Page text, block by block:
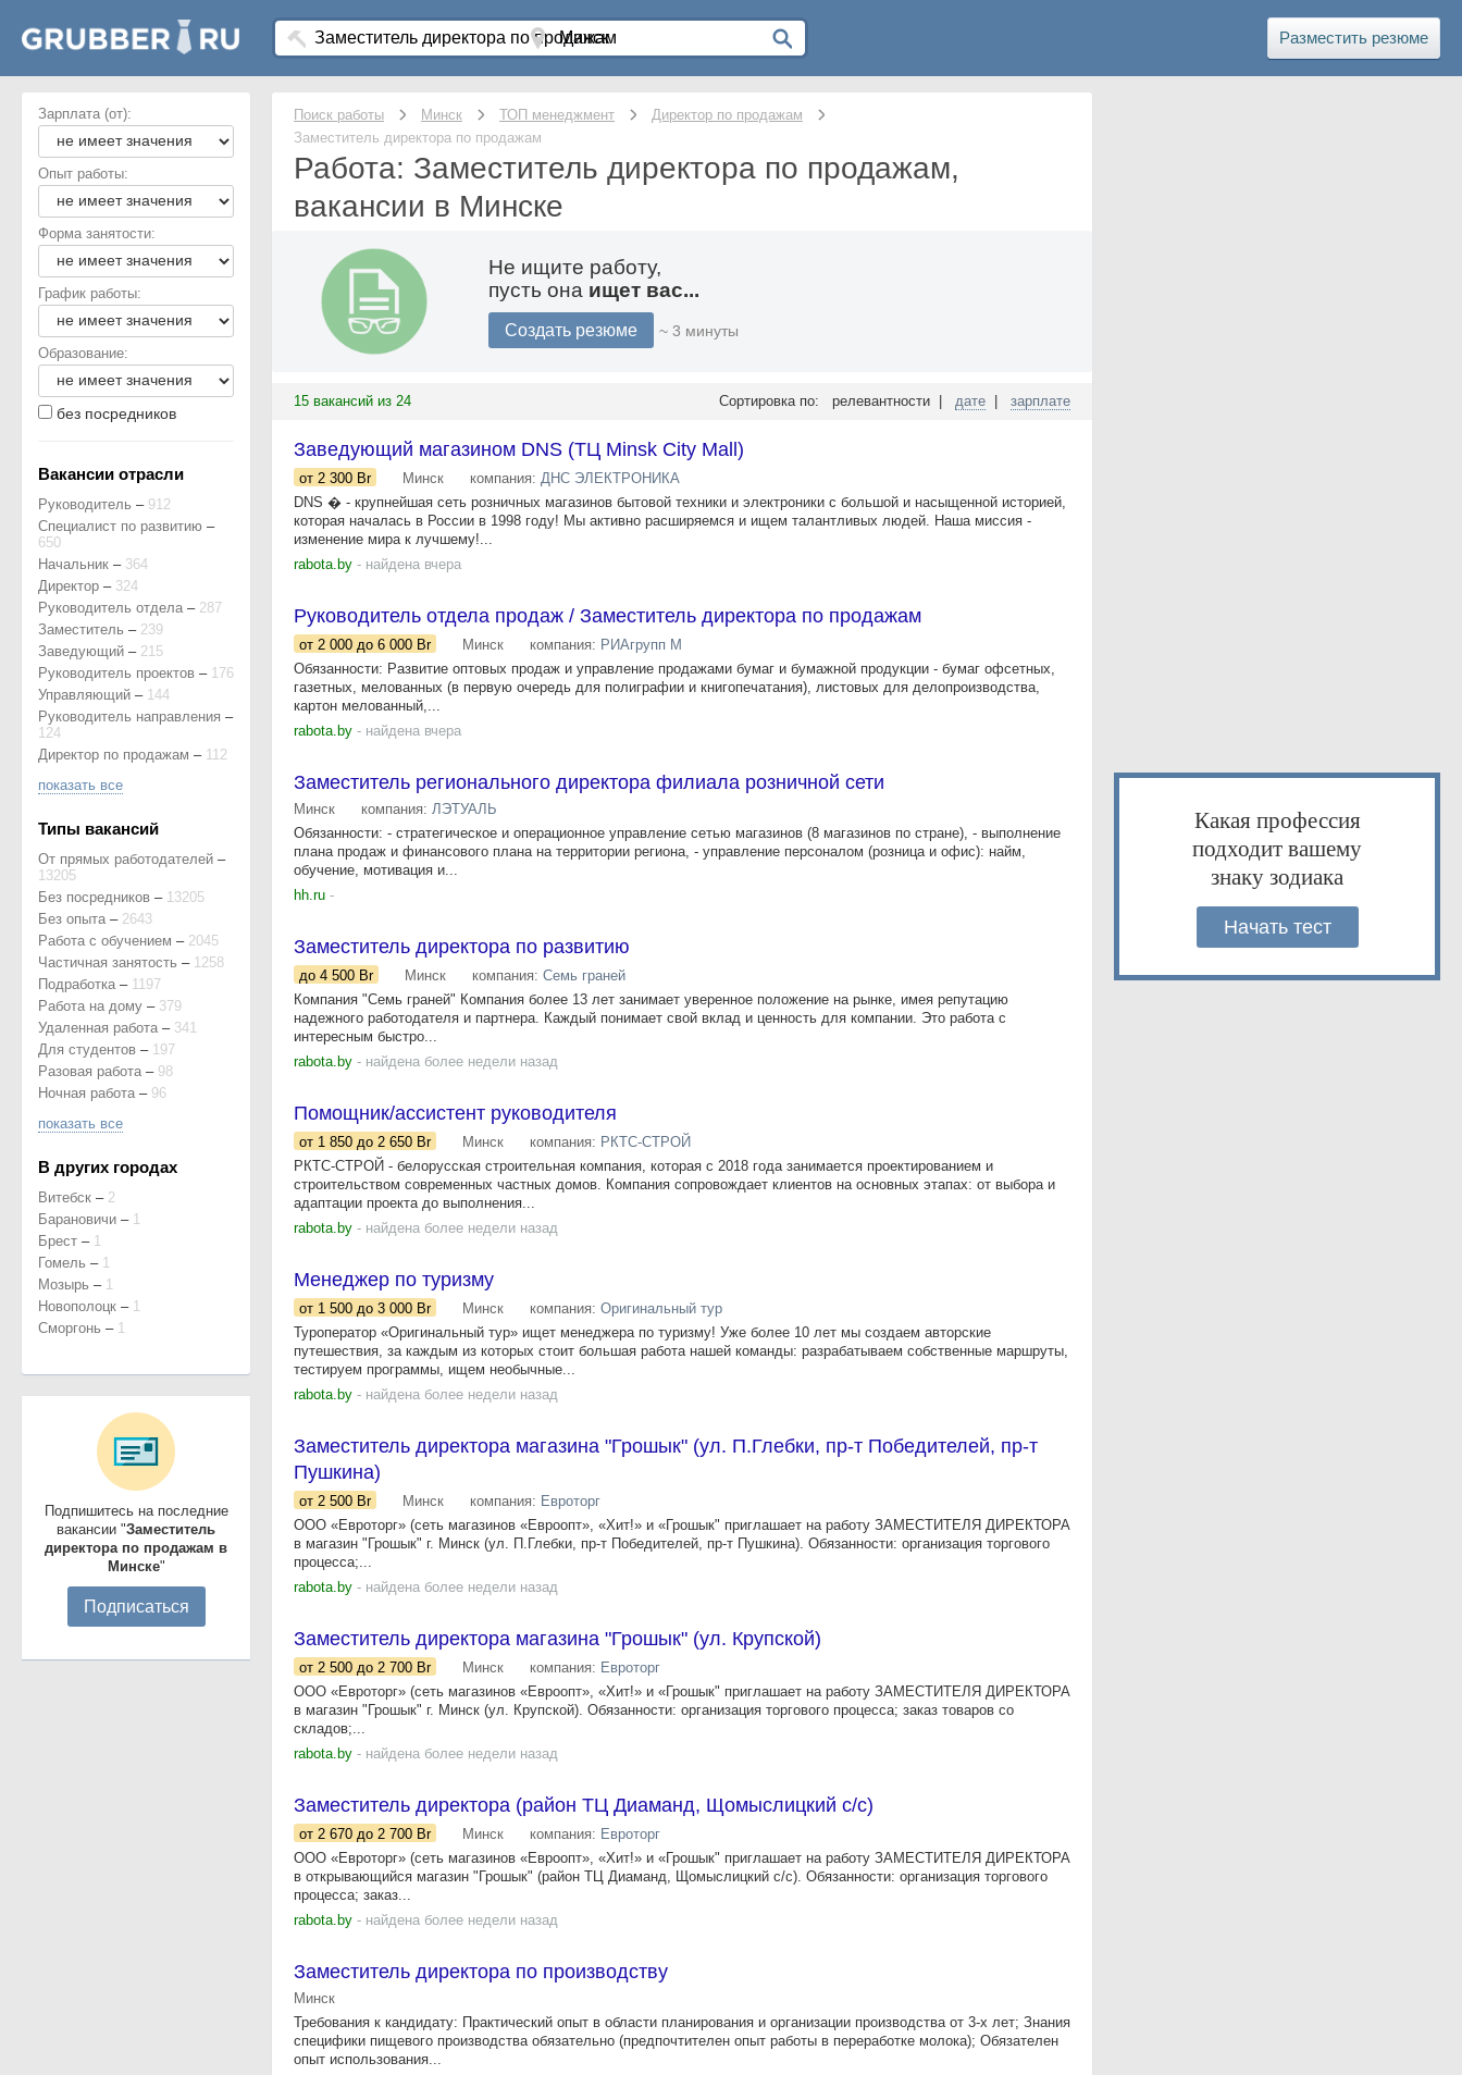
Разместить резюме
Поиск работы Минск ТОП менеджмент
Директор по продажам
Заместитель директора по продажам
Работа: Заместитель директора по продажам,
вакансии в Минске
Не ищите работу,
пусть она ищет вас...
Создать резюме ~ 3 минуты
15 вакансий из 24 Сортировка по: релевантности | дате зарплате
Заведующий магазином DNS (ТЦ Minsk City Mall)
от 2 300 Br Минск компания: ДНС ЭЛЕКТРОНИКА
DNS � - крупнейшая сеть розничных магазинов бытовой техники и электроники с большой и насыщенной историей,
которая началась в России в 1998 году! Мы активно расширяемся и ищем талантливых людей. Наша миссия -
изменение мира к лучшему!...
rabota.by - найдена вчера
Руководитель отдела продаж / Заместитель директора по продажам
от 2 000 до 6 000 Br Минск компания: РИАгрупп М
Обязанности: Развитие оптовых продаж и управление продажами бумаг и бумажной продукции - бумаг офсетных,
газетных, мелованных (в первую очередь для полиграфии и книгопечатания), листовых для делопроизводства,
картон мелованный,...
rabota.by - найдена вчера
Заместитель регионального директора филиала розничной сети
Минск компания: ЛЭТУАЛЬ
Обязанности: - стратегическое и операционное управление сетью магазинов (8 магазинов по стране), - выполнение
плана продаж и финансового плана на территории региона, - управление персоналом (розница и офис): найм,
обучение, мотивация и...
hh.ru -
Заместитель директора по развитию
до 4 500 Br Минск компания: Семь граней
Компания "Семь граней" Компания более 13 лет занимает уверенное положение на рынке, имея репутацию
надежного работодателя и партнера. Каждый понимает свой вклад и ценность для компании. Это работа с
интересным быстро...
rabota.by - найдена более недели назад
Помощник/ассистент руководителя
от 1 850 до 2 650 Br Минск компания: РКТС-СТРОЙ
РКТС-СТРОЙ - белорусская строительная компания, которая с 2018 года занимается проектированием и
строительством современных частных домов. Компания сопровождает клиентов на основных этапах: от выбора и
адаптации проекта до выполнения...
rabota.by - найдена более недели назад
Менеджер по туризму
от 1 500 до 3 000 Br Минск компания: Оригинальный тур
Туроператор «Оригинальный тур» ищет менеджера по туризму! Уже более 10 лет мы создаем авторские
путешествия, за каждым из которых стоит большая работа нашей команды: разрабатываем собственные маршруты,
тестируем программы, ищем необычные...
rabota.by - найдена более недели назад
Заместитель директора магазина "Грошык" (ул. П.Глебки, пр-т Победителей, пр-т
Пушкина)
от 2 500 Br Минск компания: Евроторг
ООО «Евроторг» (сеть магазинов «Евроопт», «Хит!» и «Грошык" приглашает на работу ЗАМЕСТИТЕЛЯ ДИРЕКТОРА
в магазин "Грошык" г. Минск (ул. П.Глебки, пр-т Победителей, пр-т Пушкина). Обязанности: организация торгового
процесса;...
rabota.by - найдена более недели назад
Заместитель директора магазина "Грошык" (ул. Крупской)
от 2 500 до 2 700 Br Минск компания: Евроторг
ООО «Евроторг» (сеть магазинов «Евроопт», «Хит!» и «Грошык" приглашает на работу ЗАМЕСТИТЕЛЯ ДИРЕКТОРА
в магазин "Грошык" г. Минск (ул. Крупской). Обязанности: организация торгового процесса; заказ товаров со
складов;...
rabota.by - найдена более недели назад
Заместитель директора (район ТЦ Диаманд, Щомыслицкий с/с)
от 2 670 до 2 700 Br Минск компания: Евроторг
ООО «Евроторг» (сеть магазинов «Евроопт», «Хит!» и «Грошык" приглашает на работу ЗАМЕСТИТЕЛЯ ДИРЕКТОРА
в открывающийся магазин "Грошык" (район ТЦ Диаманд, Щомыслицкий с/с). Обязанности: организация торгового
процесса; заказ...
rabota.by - найдена более недели назад
Заместитель директора по производству
Минск
Требования к кандидату: Практический опыт в области планирования и организации производства от 3-х лет; Знания
специфики пищевого производства обязательно (предпочтителен опыт работы в переработке молока); Обязателен
опыт использования...
Зарплата (от):
Опыт работы:
Форма занятости:
График работы:
Образование:
без посредников
Вакансии отрасли
Руководитель – 912
Специалист по развитию –
650
Начальник – 364
Директор – 324
Руководитель отдела – 287
Заместитель – 239
Заведующий – 215
Руководитель проектов – 176
Управляющий – 144
Руководитель направления –
124
Директор по продажам – 112
показать все
Типы вакансий
От прямых работодателей –
13205
Без посредников – 13205
Без опыта – 2643
Работа с обучением – 2045
Частичная занятость – 1258
Подработка – 1197
Работа на дому – 379
Удаленная работа – 341
Для студентов – 197
Разовая работа – 98
Ночная работа – 96
показать все
В других городах
Витебск – 2
Барановичи – 1
Брест – 1
Гомель – 1
Мозырь – 1
Новополоцк – 1
Сморгонь – 1
Подпишитесь на последние
вакансии "Заместитель
директора по продажам в
Минске"
Подписаться
Какая профессия
подходит вашему
знаку зодиака
Начать тест